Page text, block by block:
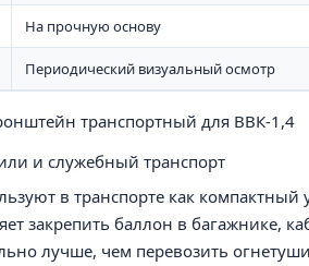
На прочную основу
Периодический визуальный осмотр
транспортный для ВВК-1,4
и служебный транспорт
в транспорте как
закрепить баллон в багажнике,
лучше, чем перевозить